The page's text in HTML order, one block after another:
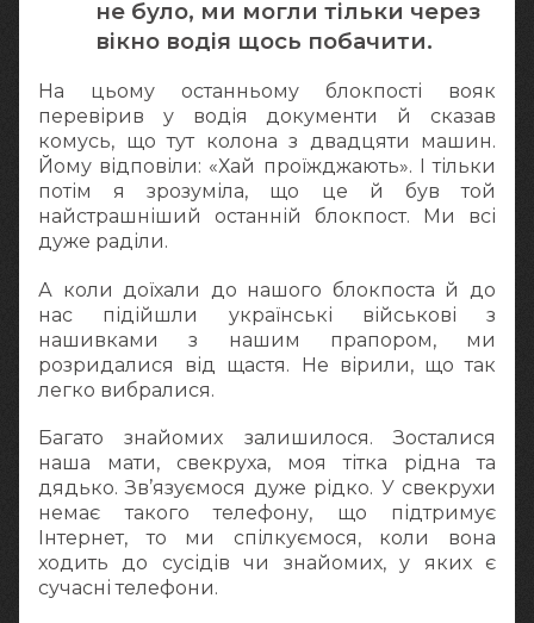
не було, ми могли тільки через
вікно водія щось побачити.
На цьому останньому блокпості вояк
перевірив у водія документи й сказав
комусь, що тут колона з двадцяти машин.
Йому відповіли: «Хай проїжджають». І тільки
потім я зрозуміла, що це й був той
найстрашніший останній блокпост. Ми всі
дуже раділи.
А коли доїхали до нашого блокпоста й до
нас підійшли українські військові з
нашивками з нашим прапором, ми
розридалися від щастя. Не вірили, що так
легко вибралися.
Багато знайомих залишилося. Зосталися
наша мати, свекруха, моя тітка рідна та
дядько. Зв’язуємося дуже рідко. У свекрухи
немає такого телефону, що підтримує
Інтернет, то ми спілкуємося, коли вона
ходить до сусідів чи знайомих, у яких є
сучасні телефони.